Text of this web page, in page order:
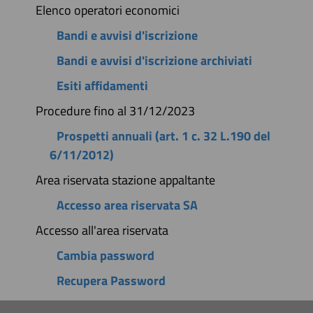
Elenco operatori economici
Bandi e avvisi d'iscrizione
Bandi e avvisi d'iscrizione archiviati
Esiti affidamenti
Procedure fino al 31/12/2023
Prospetti annuali (art. 1 c. 32 L.190 del
6/11/2012)
Area riservata stazione appaltante
Accesso area riservata SA
Accesso all'area riservata
Cambia password
Recupera Password